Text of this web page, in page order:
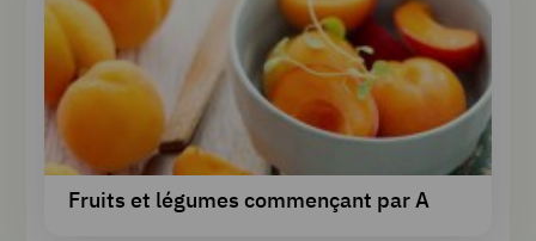
Fruits et légumes commençant par A